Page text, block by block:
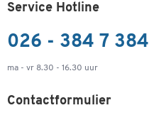
Service Hotline
026 - 384 7 384
ma - vr 8.30 - 16.30 uur
Contactformulier